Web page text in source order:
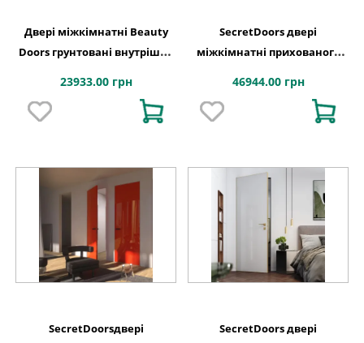
Двері міжкімнатні Beauty
Doors грунтовані внутрішнє
23933.00 грн
SecretDoors двері
міжкімнатні прихованого
алюмінієве полотно
46944.00 грн
SecretDoorsдвері
SecretDoors двері